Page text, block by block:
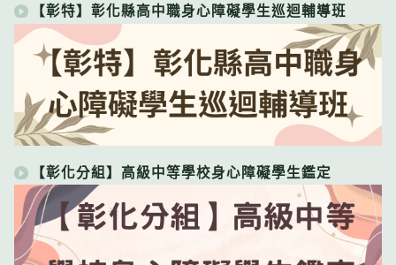
【彰特】彰化縣高中職身心障礙學生巡迴輔導班
【彰化分組】高級中等學校身心障礙學生鑑定